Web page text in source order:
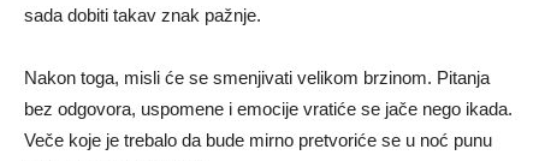
sada dobiti takav znak pažnje.
Nakon toga, misli će se smenjivati velikom brzinom. Pitanja
bez odgovora, uspomene i emocije vratiće se jače nego ikada.
Veče koje je trebalo da bude mirno pretvoriće se u noć punu